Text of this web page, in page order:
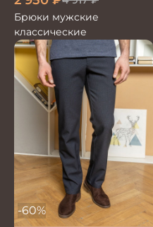
Брюки мужские
классические
-60%